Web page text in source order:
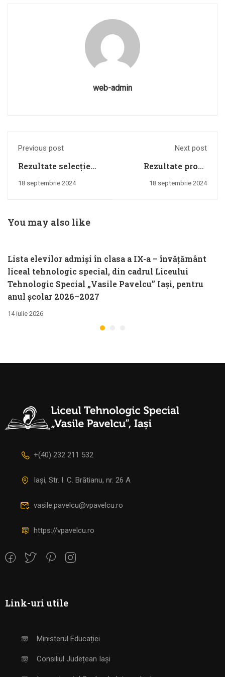
web-admin
Previous post
Rezultate selecție
dosare – Concurs de
vacant de
Administrator
șef) pentru perioadă
nedeterminată
18 septembrie 2024
Next post
Rezultate proba
scrisă – Concurs de
șef) pentru perioadă
nedeterminată
18 septembrie 2024
You may also like
Lista elevilor admiși în clasa a IX-a – învățământ
liceal tehnologic special, din cadrul Liceului
Tehnologic Special „Vasile Pavelcu” Iași, pentru
anul școlar 2026–2027
14 iulie 2026
+(40) 232 211 532
Iași, Str. I. C. Brătianu, nr. 26 A
vasile.pavelcu@vpavelcu.ro
https://vpavelcu.ro
Link-uri utile
Ministerul Educației
Consiliul Județean Iași